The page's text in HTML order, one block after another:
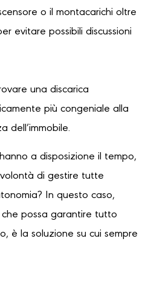
o il montacarichi oltre
evitare possibili discussioni
una discarica
più congeniale alla
dell’immobile.
a disposizione il tempo,
di gestire tutte
In questo caso,
che possa garantire tutto
è la soluzione su cui sempre